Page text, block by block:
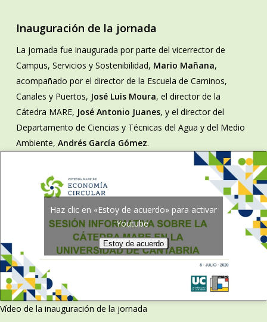
Inauguración de la jornada
La jornada fue inaugurada por parte del vicerrector de
Campus, Servicios y Sostenibilidad, Mario Mañana,
acompañado por el director de la Escuela de Caminos,
Canales y Puertos, José Luis Moura, el director de la
Cátedra MARE, José Antonio Juanes, y el director del
Departamento de Ciencias y Técnicas del Agua y del Medio
Ambiente, Andrés García Gómez.
Haz clic en «Estoy de acuerdo» para activar
Youtube
Estoy de acuerdo
Vídeo de la inauguración de la jornada